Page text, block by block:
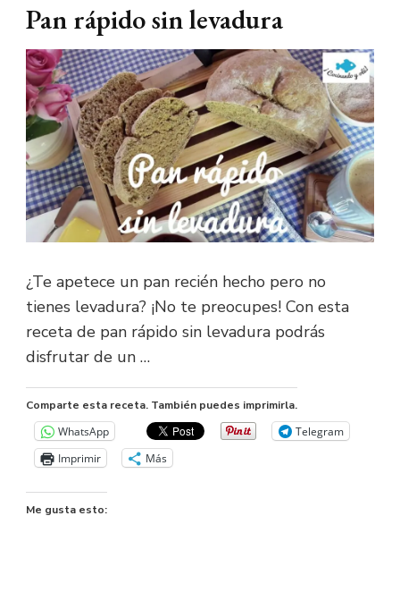
Pan rápido sin levadura
¿Te apetece un pan recién hecho pero no
tienes levadura? ¡No te preocupes! Con esta
receta de pan rápido sin levadura podrás
disfrutar de un …
Comparte esta receta. También puedes imprimirla.
WhatsApp
Telegram
Imprimir
Más
Me gusta esto: